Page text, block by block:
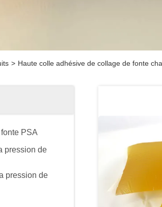
> Haute colle adhésive de collage de fonte
PSA
pression de
pression de